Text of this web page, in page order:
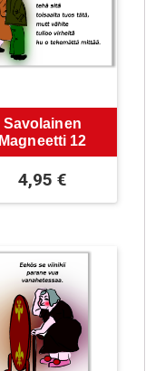
Savolainen
Magneetti 12
4,95€